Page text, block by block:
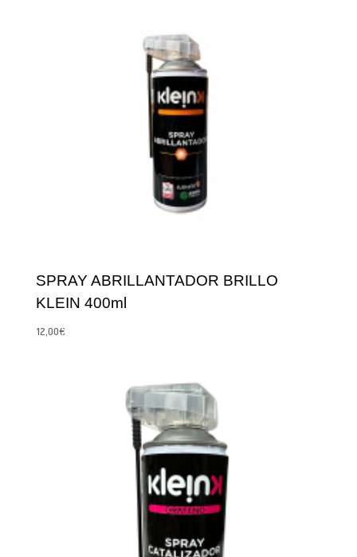
SPRAY ABRILLANTADOR BRILLO
KLEIN 400ml
12,00€